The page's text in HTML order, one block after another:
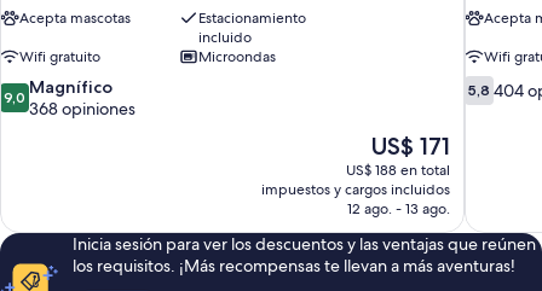
Acepta mascotas
Estacionamiento
incluido
Wifi gratuito
Microondas
9.0
de
9,0 Magnífico
368 opiniones
El
precio
actual
es
de
US$ 171
US$ 171
US$ 188 en total
impuestos y cargos incluidos
12 ago. - 13 ago.
Acepta
Wifi
5.8
de
5,8 404
Inicia sesión para ver los descuentos y las ventajas que reúnen
los requisitos. ¡Más recompensas te llevan a más aventuras!